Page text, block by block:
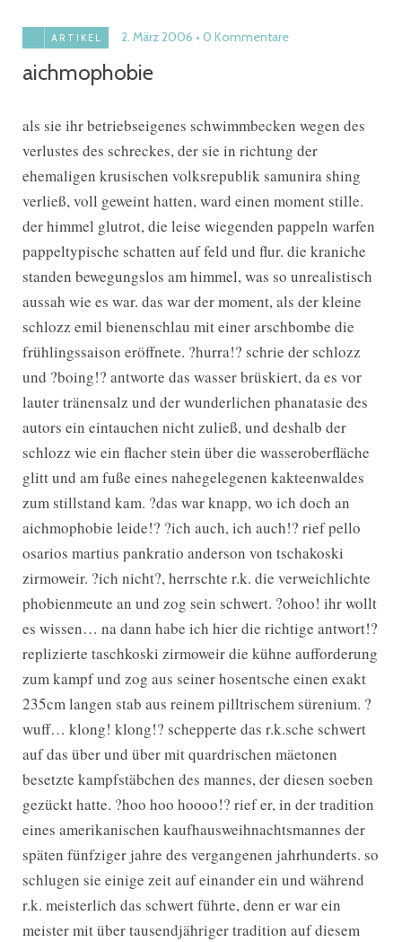
ARTIKEL 2. März 2006 0 Kommentare
aichmophobie
als sie ihr betriebseigenes schwimmbecken wegen des
verlustes des schreckes, der sie in richtung der
ehemaligen krusischen volksrepublik samunira shing
verließ, voll geweint hatten, ward einen moment stille.
der himmel glutrot, die leise wiegenden pappeln warfen
pappeltypische schatten auf feld und flur. die kraniche
standen bewegungslos am himmel, was so unrealistisch
aussah wie es war. das war der moment, als der kleine
schlozz emil bienenschlau mit einer arschbombe die
frühlingssaison eröffnete. ?hurra!? schrie der schlozz
und ?boing!? antworte das wasser brüskiert, da es vor
lauter tränensalz und der wunderlichen phanatasie des
autors ein eintauchen nicht zuließ, und deshalb der
schlozz wie ein flacher stein über die wasseroberfläche
glitt und am fuße eines nahegelegenen kakteenwaldes
zum stillstand kam. ?das war knapp, wo ich doch an
aichmophobie leide!? ?ich auch, ich auch!? rief pello
osarios martius pankratio anderson von tschakoski
zirmoweir. ?ich nicht?, herrschte r.k. die verweichlichte
phobienmeute an und zog sein schwert. ?ohoo! ihr wollt
es wissen… na dann habe ich hier die richtige antwort!?
replizierte taschkoski zirmoweir die kühne aufforderung
zum kampf und zog aus seiner hosentsche einen exakt
235cm langen stab aus reinem pilltrischem sürenium. ?
wuff… klong! klong!? schepperte das r.k.sche schwert
auf das über und über mit quardrischen mäetonen
besetzte kampfstäbchen des mannes, der diesen soeben
gezückt hatte. ?hoo hoo hoooo!? rief er, in der tradition
eines amerikanischen kaufhausweihnachtsmannes der
späten fünfziger jahre des vergangenen jahrhunderts. so
schlugen sie einige zeit auf einander ein und während
r.k. meisterlich das schwert führte, denn er war ein
meister mit über tausendjähriger tradition auf diesem